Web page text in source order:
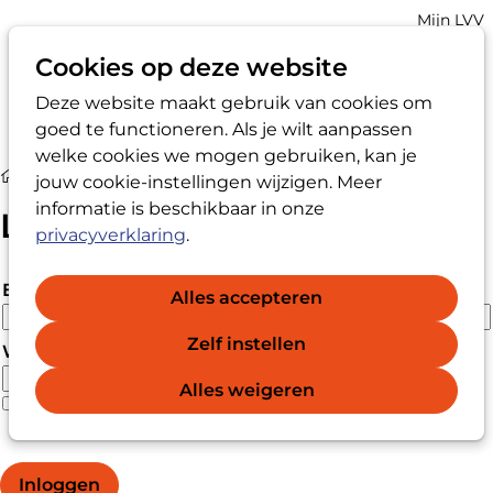
Cookies op deze website
Deze website maakt gebruik van cookies om
goed te functioneren. Als je wilt aanpassen
welke cookies we mogen gebruiken, kan je
jouw cookie-instellingen wijzigen. Meer
informatie is beschikbaar in onze
privacyverklaring.
Alles accepteren
Zelf instellen
Alles weigeren
Zoek
Account
Mijn LVV
Login
Login
E-mailadres
Wachtwoord
Wachtwoord weergeven
Wachtwoord vergeten?
Inloggen